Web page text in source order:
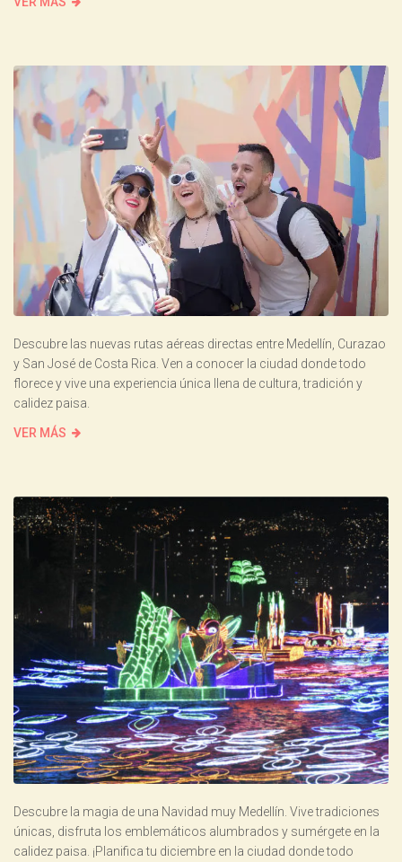
Descubre las nuevas rutas aéreas directas entre Medellín, Curazao
y San José de Costa Rica. Ven a conocer la ciudad donde todo
florece y vive una experiencia única llena de cultura, tradición y
calidez paisa.
VER MÁS
Descubre la magia de una Navidad muy Medellín. Vive tradiciones
únicas, disfruta los emblemáticos alumbrados y sumérgete en la
calidez paisa. ¡Planifica tu diciembre en la ciudad donde todo